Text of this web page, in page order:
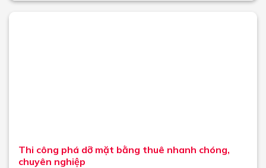
Thi công phá dỡ mặt bằng thuê nhanh chóng,
chuyên nghiệp